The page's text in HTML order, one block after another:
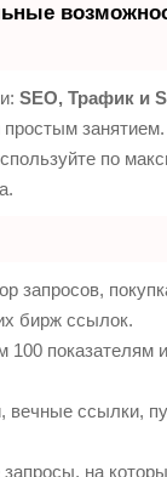
SEO, Трафик и
по
запросов,
бирж ссылок.
100 показателям
ссылки,
на